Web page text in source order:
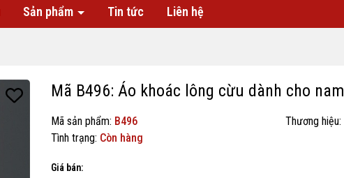
Sản phẩm Tin tức Liên hệ
Mã B496: Áo khoác lông cừu dành cho nam
Mã sản phẩm: B496 Thương hiệu:
Tình trạng: Còn hàng
Giá bán: